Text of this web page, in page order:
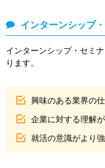
インターンシップ
インターンシップ・セミ
ります。
興味のある業界の
企業に対する理解
就活の意識がより